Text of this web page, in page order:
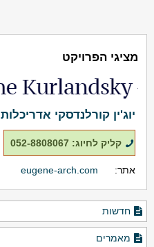
מציגי הפרויקט
יוג'ין קורלנדסקי אדריכלות
קליק לחיוג: 052-8808067
אתר: eugene-arch.com
חדשות
מאמרים